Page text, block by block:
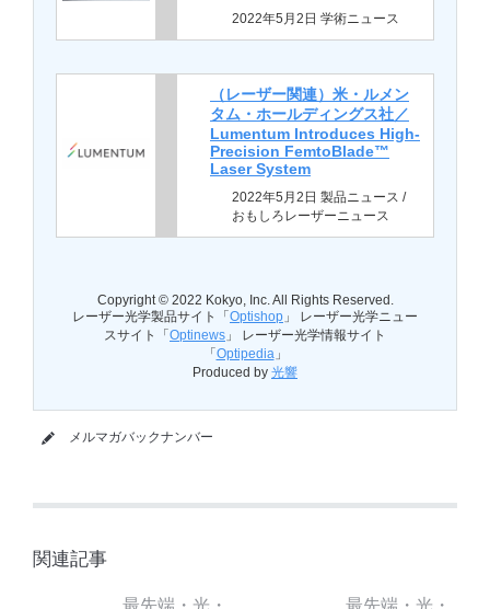
2022年5月2日 学術ニュース
（レーザー関連）米・ルメン
タム・ホールディングス社／
Lumentum Introduces High-
Precision FemtoBlade™
Laser System
2022年5月2日 製品ニュース /
おもしろレーザーニュース
Copyright © 2022 Kokyo, Inc. All Rights Reserved.
レーザー光学製品サイト「 Optishop 」 レーザー光学ニュー
スサイト「 Optinews 」 レーザー光学情報サイト
「 Optipedia」
Produced by 光響
メルマガバックナンバー
関連記事
最先端・光・
最先端・光・